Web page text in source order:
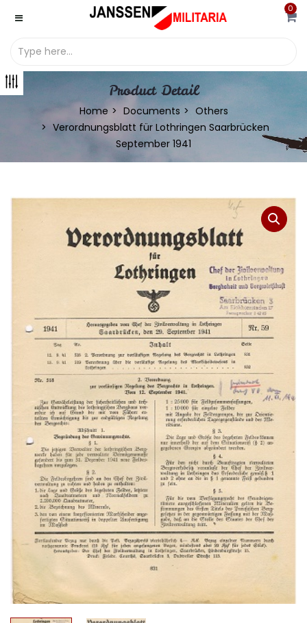
0
Product Detail
Home Documents
Others
Verordnungsblatt für Lothringen Saarbrücken
September 1941